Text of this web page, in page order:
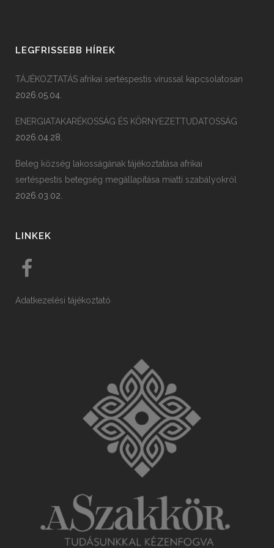
LEGFRISSEBB HÍREK
TÁJÉKOZTATÁS afrikai sertéspestis vírussal kapcsolatosan
2026.05.04.
ENERGIATAKARÉKOSSÁG ÉS KÖRNYEZETTUDATOSSÁG
2026.04.28.
Beleg község lakosságának tájékoztatása afrikai
sertéspestis betegség megállapítása miatti szabályokról
2026.03.02.
LINKEK
Adatkezelési tájékoztató